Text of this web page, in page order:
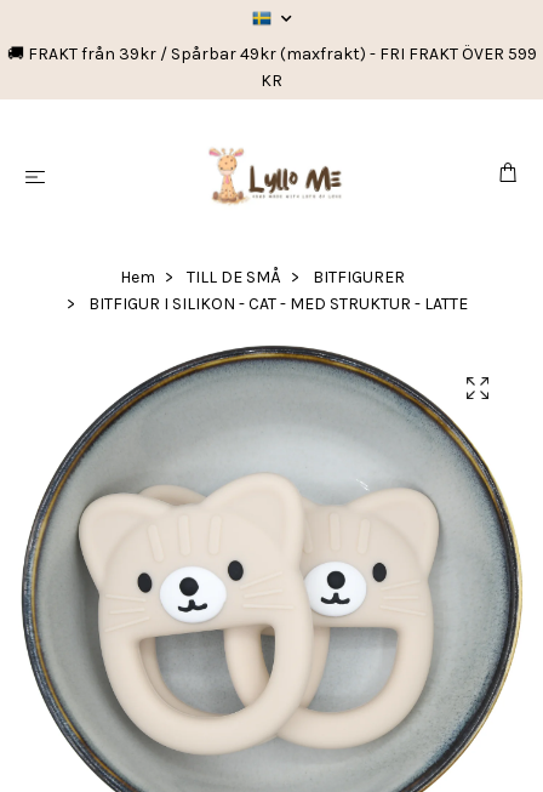
🚚 FRAKT från 39kr / Spårbar 49kr (maxfrakt) - FRI FRAKT ÖVER 599
KR
Hem TILL DE SMÅ
BITFIGURER
BITFIGUR I SILIKON - CAT - MED STRUKTUR - LATTE